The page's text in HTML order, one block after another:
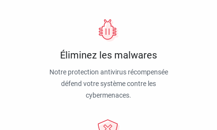
Éliminez les malwares
Notre protection antivirus récompensée
défend votre système contre les
cybermenaces.